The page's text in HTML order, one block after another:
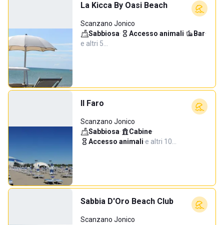
La Kicca By Oasi Beach
Scanzano Jonico
Sabbiosa· Accesso animali· Bar·
e altri 5…
Il Faro
Scanzano Jonico
Sabbiosa· Cabine·
Accesso animali·e altri 10…
Sabbia D'Oro Beach Club
Scanzano Jonico